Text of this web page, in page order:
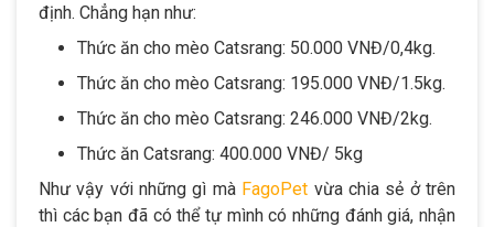
định. Chẳng hạn như:
Thức ăn cho mèo Catsrang: 50.000 VNĐ/0,4kg.
Thức ăn cho mèo Catsrang: 195.000 VNĐ/1.5kg.
Thức ăn cho mèo Catsrang: 246.000 VNĐ/2kg.
Thức ăn Catsrang: 400.000 VNĐ/ 5kg
Như vậy với những gì mà FagoPet vừa chia sẻ ở trên
thì các bạn đã có thể tự mình có những đánh giá, nhận